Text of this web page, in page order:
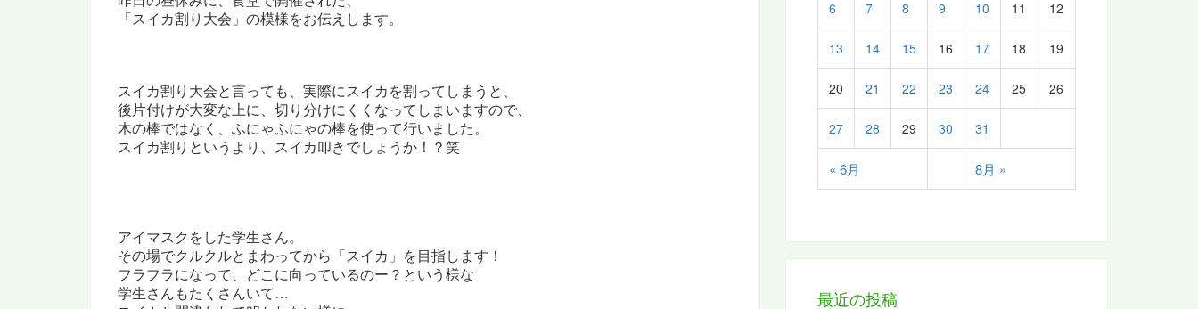
「 スイカ割り大会」の模様をお伝えします。
スイカ割り大会と言っても、 実際にスイカを割ってしまうと、
後片付けが大変な上に、切り分けにくくなってしまいますので、
木の棒ではなく、 ふにゃふにゃの棒を使って行いました。
スイカ割りというより、スイカ叩きでしょうか！？笑
アイマスクをした学生さん。
その場でクルクルとまわってから
「スイカ」を目指します！
フラフラになって、どこに向っているのー？という様な
学生さんもたくさんいて…
« 6月 8月 »
6 7 8 9 10 11 12
13 14 15 16 17 18 19
20 21 22 23 24 25 26
27 28 29 30 31
最近の投稿